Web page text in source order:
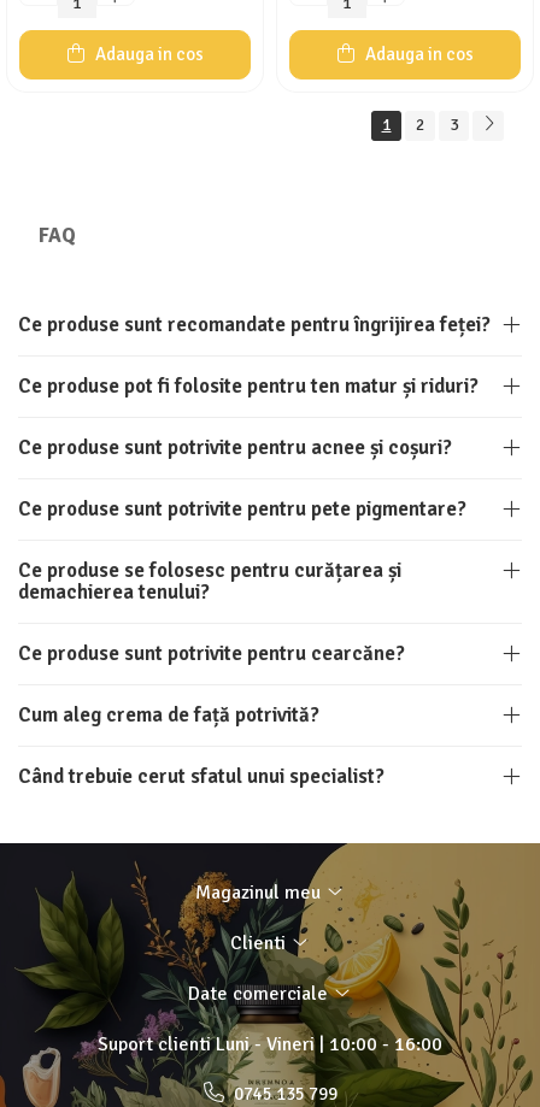
Adauga in cos Adauga in cos
1 2 3
FAQ
Ce produse sunt recomandate pentru îngrijirea feței?
Ce produse pot fi folosite pentru ten matur și riduri?
Ce produse sunt potrivite pentru acnee și coșuri?
Ce produse sunt potrivite pentru pete pigmentare?
Ce produse se folosesc pentru curățarea și
demachierea tenului?
Ce produse sunt potrivite pentru cearcăne?
Cum aleg crema de față potrivită?
Când trebuie cerut sfatul unui specialist?
Magazinul meu
Clienti
Date comerciale
Suport clientiLuni - Vineri | 10:00 - 16:00
0745 135 799